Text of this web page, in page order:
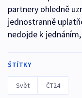
partnery ohledně
jednostranně
nedojde k
ŠTÍTKY
Svět ČT24